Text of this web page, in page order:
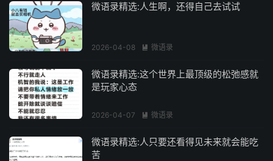
微语录精选:人生啊，还得自己去试试
2026-04-08  微语录
微语录精选:这个世界上最顶级的松弛感就
是玩家心态
2026-04-07  微语录
微语录精选:人只要还看得见未来就会能吃
苦